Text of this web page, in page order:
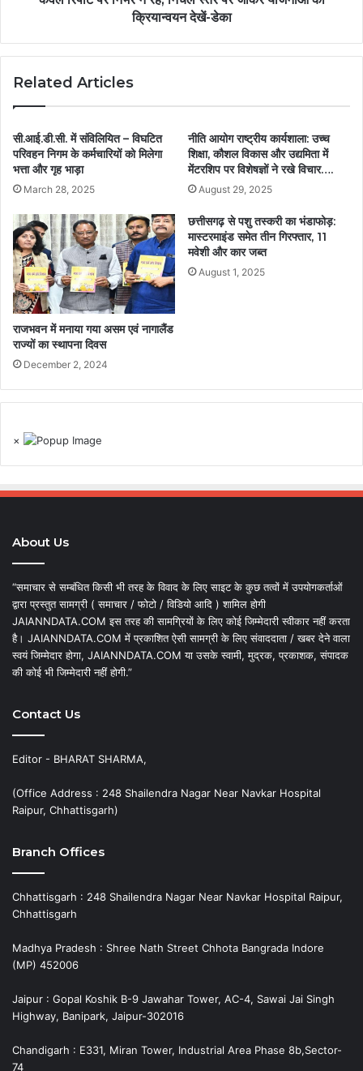
क्रियान्वयन देखें-डेका
Related Articles
सी.आई.डी.सी. में संविलियित – विघटित
परिवहन निगम के कर्मचारियों को मिलेगा
भत्ता और गृह भाड़ा
March 28, 2025
नीति आयोग राष्ट्रीय कार्यशाला: उच्च
शिक्षा, कौशल विकास और उद्यमिता में
मेंटरशिप पर विशेषज्ञों ने रखे विचार….
August 29, 2025
राजभवन में मनाया गया असम एवं नागालैंड
राज्यों का स्थापना दिवस
December 2, 2024
छत्तीसगढ़ से पशु तस्करी का भंडाफोड़:
मास्टरमाइंड समेत तीन गिरफ्तार, 11
मवेशी और कार जब्त
August 1, 2025
×
About Us
“समाचार से सम्बंधित किसी भी तरह के विवाद के लिए साइट के कुछ तत्वों में उपयोगकर्ताओं
द्वारा प्रस्तुत सामग्री ( समाचार / फोटो / विडियो आदि ) शामिल होगी
JAIANNDATA.COM इस तरह की सामग्रियों के लिए कोई जिम्मेदारी स्वीकार नहीं करता
है। JAIANNDATA.COM में प्रकाशित ऐसी सामग्री के लिए संवाददाता / खबर देने वाला
स्वयं जिम्मेदार होगा, JAIANNDATA.COM या उसके स्वामी, मुद्रक, प्रकाशक, संपादक
की कोई भी जिम्मेदारी नहीं होगी.”
Contact Us
Editor - BHARAT SHARMA,
(Office Address : 248 Shailendra Nagar Near Navkar Hospital
Raipur, Chhattisgarh)
Branch Offices
Chhattisgarh : 248 Shailendra Nagar Near Navkar Hospital Raipur,
Chhattisgarh
Madhya Pradesh : Shree Nath Street Chhota Bangrada Indore
(MP) 452006
Jaipur : Gopal Koshik B-9 Jawahar Tower, AC-4, Sawai Jai Singh
Highway, Banipark, Jaipur-302016
Chandigarh : E331, Miran Tower, Industrial Area Phase 8b,Sector-
74